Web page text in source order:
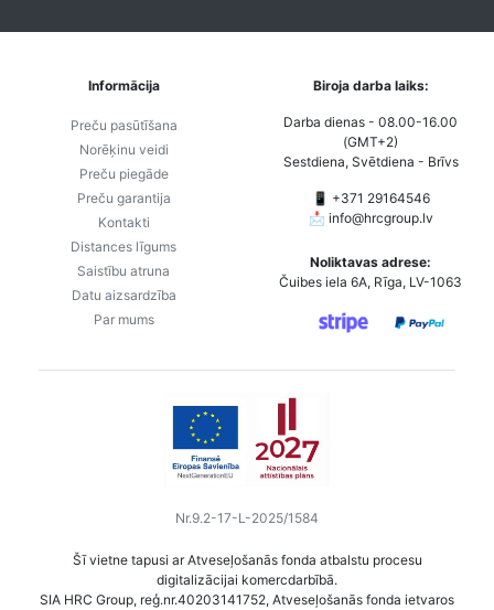
Informācija
Preču pasūtīšana
Norēķinu veidi
Preču piegāde
Preču garantija
Kontakti
Distances līgums
Saistību atruna
Datu aizsardzība
Par mums
Biroja darba laiks:
Darba dienas - 08.00-16.00
(GMT+2)
Sestdiena, Svētdiena - Brīvs
📱 +371 29164546
📩 info@hrcgroup.lv
Noliktavas adrese:
Čuibes iela 6A, Rīga, LV-1063
Nr.9.2-17-L-2025/1584
Šī vietne tapusi ar Atveseļošanās fonda atbalstu procesu
digitalizācijai komercdarbībā.
SIA HRC Group, reģ.nr.40203141752, Atveseļošanās fonda ietvaros